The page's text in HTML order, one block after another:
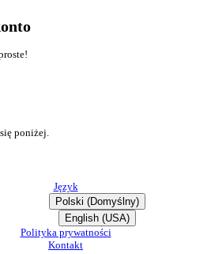
poniżej.
Język
Polski (Domyślny)
English (USA)
Polityka prywatności
Kontakt